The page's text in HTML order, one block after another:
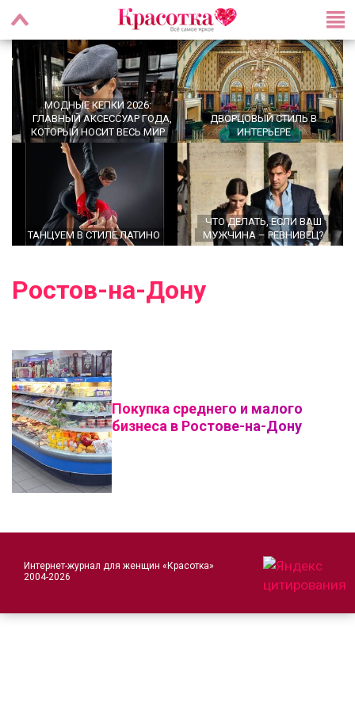
МОДНЫЕ КЕПКИ 2026:
ГЛАВНЫЙ АКСЕССУАР ГОДА,
КОТОРЫЙ НОСИТ ВЕСЬ МИР
ДВОРЦОВЫЙ СТИЛЬ В
ИНТЕРЬЕРЕ
ТАНЦУЕМ В СТИЛЕ ЛАТИНО
ЧТО ДЕЛАТЬ, ЕСЛИ ВАШ
МУЖЧИНА – РЕВНИВЕЦ?
Ростов-на-Дону
Покупка среднего и малого
бизнеса в Ростове-на-Дону
Интернет-журнал для женщин «Красотка»
2004-2026